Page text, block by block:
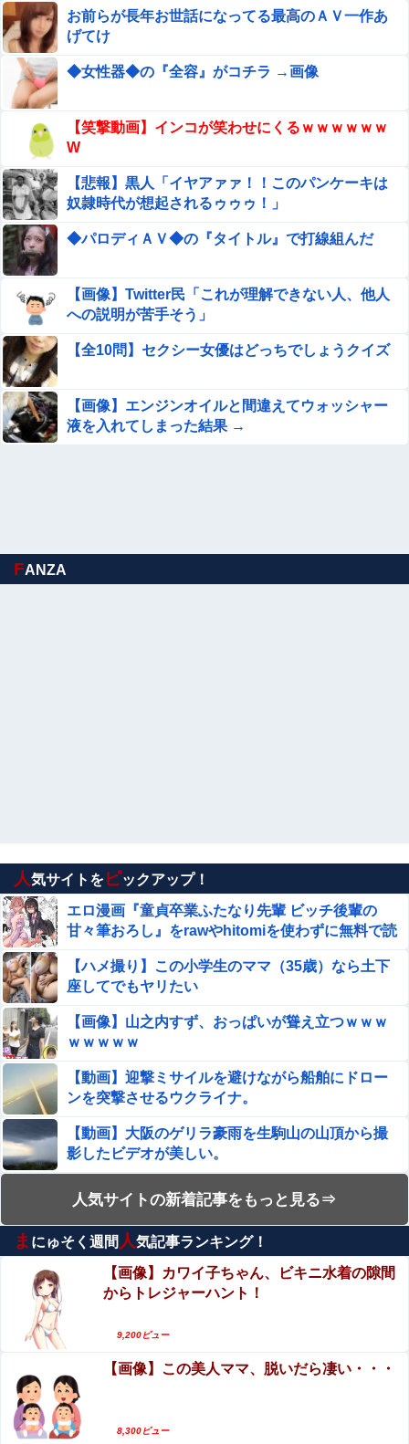
兄嫁が義母に「くそババアﾀﾋね！」と座椅子を投げつけ
た。赤ちゃんに対する謎の言葉を「下ネタの暴言」と酷い
勘違いをして狂暴化した話ｗｗｗ←勘違いでブチギレるの
ヤバすぎるだろ
【超悲報】明日花キララさん、専門家からあまりにも非情
な一言を告げられる
【速報】USスチール、1800億円の黒字
wwwwwwwwwwwwwwwwwwwwwwww
【二次】 銀髪女子しか勝たんｗｗ可愛すぎる画像まと
め
【謎】女「43億円注文して………キャンセルっと！」←こ
いつの目的
【閲覧注意】フットサルの試合中に顔面が2つに割れて死
亡した選手の動画、凄すぎる
【悲報】20歳男性「年金？払わんでええやろw」→事故で
手足切断、障害年金一生貰えないと知り泣く
エロ漫画『性転換アプリの正しい使い方』をrawやhitomi
を使わずに無料で読む方法│もげたま
【日向坂46】初の会場ｷﾀ━(ﾟ∀ﾟ)━!!!!『18th Single ひな
ティアをしていたｗｗｗｗｗ
義両親「孫ちゃん誕生日おめでと～」私「（それだ
け…？）」頻繁に会って孫も見せてるのにプレゼント
も欲しいもの調査も一切なし！海外旅行行きまくるお
金はあるのになぜ・・？
【ウマ娘】ケンタッキーのダンツの風貌がなんか怪しいお
店みたいだな…
【画像】 この「着圧レギンス」の広告漫画がエ●チすぎる
と話題に
【呪術廻戦】 簡易領域が実はどういうもんなのか分かって
ないんだが
【朗報】無職転生、正ヒロインが変わり果てた姿でフィギ
ュア化wwwwwwwwwwww
【画像】 ビキニギャルさん、とんでもない日焼け跡を見せ
てしまうｗｗｗ
久保史緒里ちゃん、NHKドラマ10 ｢熊は嘘をつかない｣に
【悲痛】溺れた11歳息子を助けようと川へ…40歳父親が死
亡 息子は母親が救助 愛知
【画像】 コスプレイヤーさん(19)、お○ぱいが美しすぎて
AIと間違われるｗｗ
【動画】メガネデブ、めちゃスムーズに無銭飲食してしま
うｗｗｗｗ
【動画】 美人女優さん、映画でマ○コのビラビラまでめく
らせてしまうｗｗｗｗｗｗ
お前らが長年お世話になってる最高のＡＶ一作あ
げてけ
◆女性器◆の『全容』がコチラ →画像
【笑撃動画】インコが笑わせにくるｗｗｗｗｗｗ
W
【悲報】黒人「イヤアァァ！！このパンケーキは
奴隷時代が想起されるゥゥゥ！」
◆パロディＡＶ◆の『タイトル』で打線組んだ
【画像】Twitter民「これが理解できない人、他人
への説明が苦手そう」
【全10問】セクシー女優はどっちでしょうクイズ
【画像】エンジンオイルと間違えてウォッシャー
液を入れてしまった結果 →
FANZA
人気サイトを ピックアップ！
エロ漫画『童貞卒業ふたなり先輩 ビッチ後輩の
甘々筆おろし』をrawやhitomiを使わずに無料で読
【ハメ撮り】この小学生のママ（35歳）なら土下
座してでもヤリたい
【画像】山之内すず、おっぱいが聳え立つｗｗｗ
ｗｗｗｗｗ
【動画】迎撃ミサイルを避けながら船舶にドロー
ンを突撃させるウクライナ。
【動画】大阪のゲリラ豪雨を生駒山の山頂から撮
影したビデオが美しい。
【閲覧注意】フットサルの試合中に顔面が2つに割
れて死亡した選手の動画、凄すぎる
エロ漫画『先生なのに、ハジメテを元教え子にお
そわるなんて!～元教え子が同僚に!?編～』をraw
やhitomiを使わずに無料で読む方法│エデンの林
檎/中条亮
【第5弾】FANZA「50％OFFキャンペーン」開
期間限定セール中！
してしまうｗｗｗｗ
エロ漫画『性転換アプリの正しい使い方』をraw
やhitomiを使わずに無料で読む方法│もげたま
人気サイトの新着記事をもっと見る⇒
ま にゅそく週間 人気記事ランキング！
【画像】カワイ子ちゃん、ビキニ水着の隙間
からトレジャーハント！
9,200ビュー
【画像】この美人ママ、脱いだら凄い・・・
8,300ビュー